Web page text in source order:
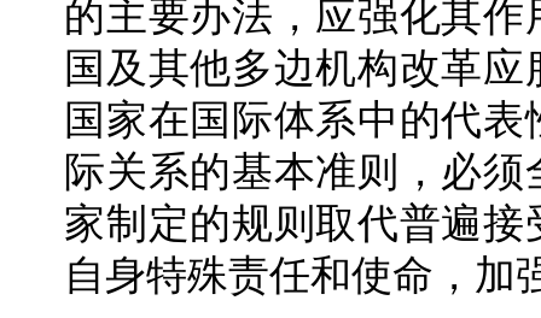
的主要办法，应强化其
国及其他多边机构改革
国家在国际体系中的代
际关系的基本准则，必
家制定的规则取代普遍
自身特殊责任和使命，加